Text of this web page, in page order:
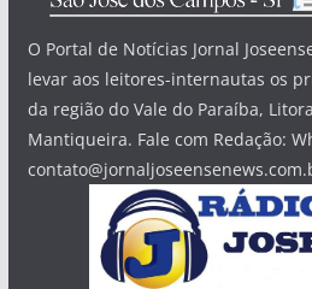
O Portal de Notícias Jornal
levar aos leitores-internautas os
da região do Vale do Paraíba,
Mantiqueira. Fale com Redação: